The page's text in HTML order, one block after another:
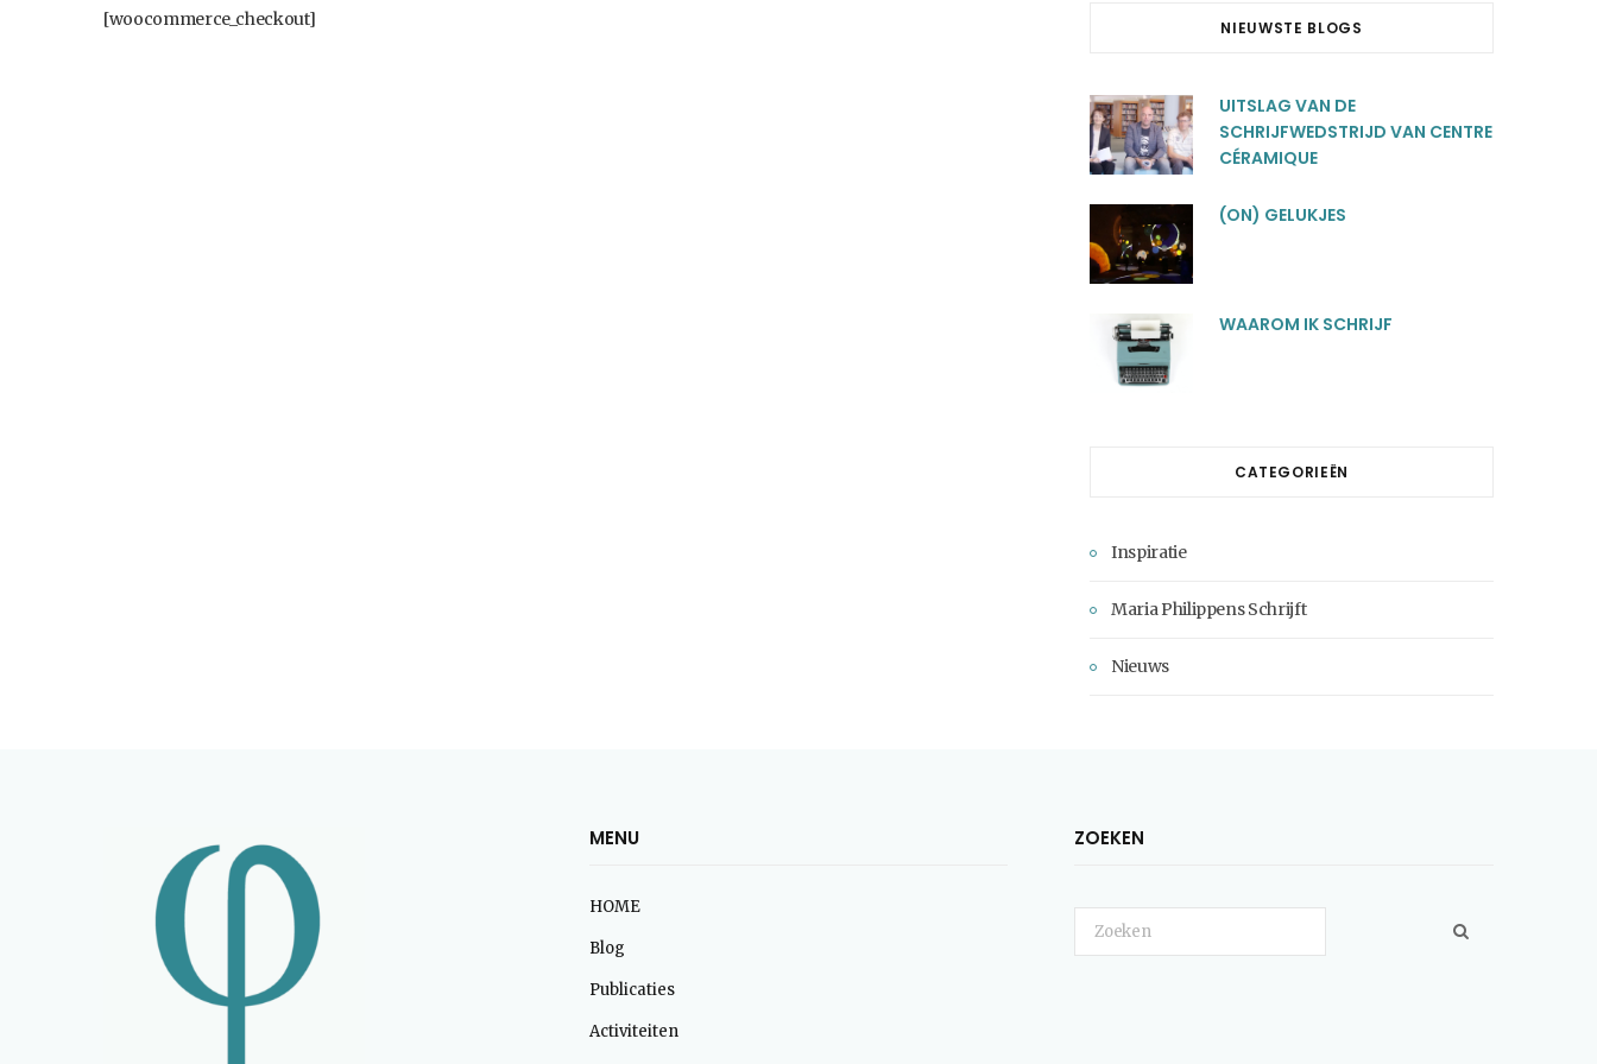
o I
[woocommerce_checkout] NIEUWSTE BLOGS
UITSLAG VAN DE
SCHRIJFWEDSTRIJD VAN CENTRE
CÉRAMIQUE
(ON) GELUKJES
WAAROM IK SCHRIJF
CATEGORIEËN
Inspiratie
Maria Philippens Schrijft
Nieuws
MENU
HOME
Blog
Publicaties
Activiteiten
ZOEKEN
Search
for: